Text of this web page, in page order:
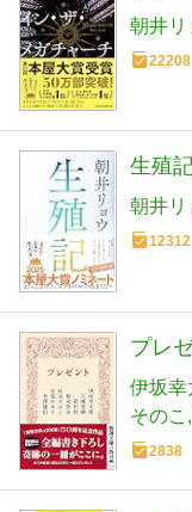
朝井リ
22208
生殖
朝井リ
12312
プレ
伊坂幸
そのこ
2838